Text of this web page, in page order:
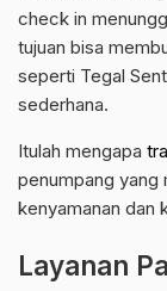
check in
tujuan bisa
seperti Tegal
sederhana.
Itulah mengapa
penumpang yang
kenyamanan dan
Layanan